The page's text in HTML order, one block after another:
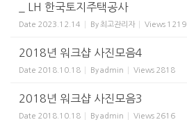
_ LH 한국토지주택공사
Date 2023.12.14 By최고관리자 Views 1219
2018년 워크샵 사진모음4
Date 2018.10.18 Byadmin Views 2818
2018년 워크샵 사진모음3
Date 2018.10.18 Byadmin Views 2616